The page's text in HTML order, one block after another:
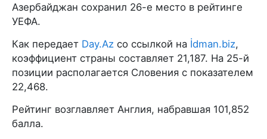
Азербайджан сохранил 26-е место в рейтинге
УЕФА.
Как передает Day.Az со ссылкой на İdman.biz,
коэффициент страны составляет 21,187. На 25-й
позиции располагается Словения с показателем
22,468.
Рейтинг возглавляет Англия, набравшая 101,852
балла.